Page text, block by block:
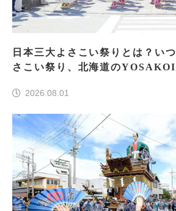
日本三大よさこい祭りとは？い
さこい祭り、北海道の
2026.08.01